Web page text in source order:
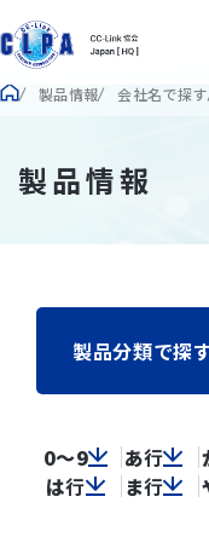
製品情報 会社名で探す
製品情報
製品分類で探
0～9 あ行
は行 ま行